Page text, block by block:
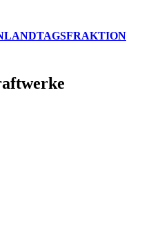
LANDTAGSFRAKTION